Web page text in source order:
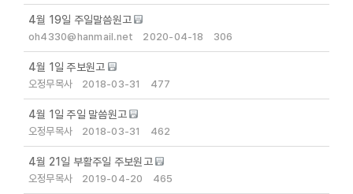
4월 19일 주일말씀원고
oh4330@hanmail.net 2020-04-18 306
4월 1일 주보원고
오정무목사 2018-03-31 477
4월 1일 주일 말씀원고
오정무목사 2018-03-31 462
4월 21일 부활주일 주보원고
오정무목사 2019-04-20 465